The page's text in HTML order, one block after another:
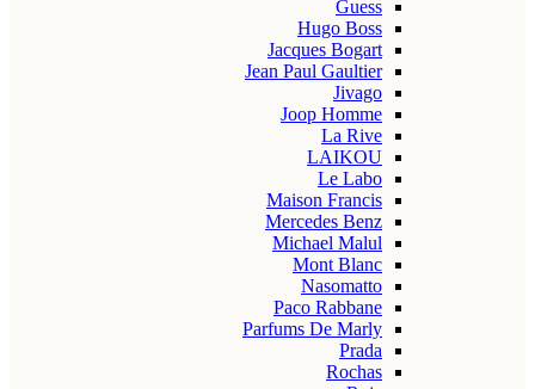
Guess
Hugo Boss
Jacques Bogart
Jean Paul Gaultier
Jivago
Joop Homme
La Rive
LAIKOU
Le Labo
Maison Francis
Mercedes Benz
Michael Malul
Mont Blanc
Nasomatto
Paco Rabbane
Parfums De Marly
Prada
Rochas